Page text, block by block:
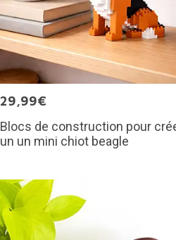
29,99€
Blocs de construction pour
un un mini chiot beagle